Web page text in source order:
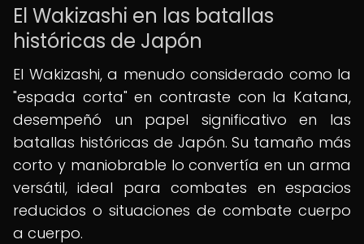
El Wakizashi en las batallas
históricas de Japón
El Wakizashi, a menudo considerado como la
"espada corta" en contraste con la Katana,
desempeñó un papel significativo en las
batallas históricas de Japón. Su tamaño más
corto y maniobrable lo convertía en un arma
versátil, ideal para combates en espacios
reducidos o situaciones de combate cuerpo
a cuerpo.